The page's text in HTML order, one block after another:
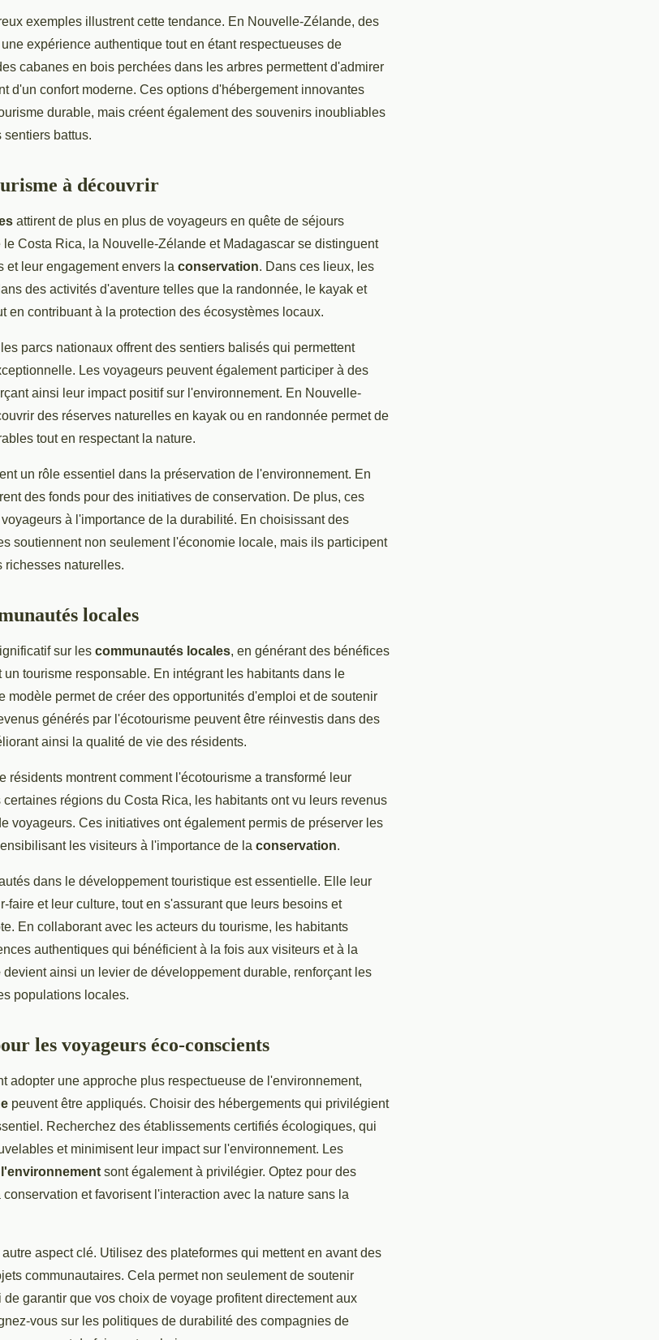
exemples illustrent cette tendance. En Nouvelle-Zélande, des
expérience authentique tout en étant respectueuses de
cabanes en bois perchées dans les arbres permettent d'admirer
d'un confort moderne. Ces options d'hébergement innovantes
durable, mais créent également des souvenirs inoubliables
sentiers battus.
à découvrir
attirent de plus en plus de voyageurs en quête de séjours
Costa Rica, la Nouvelle-Zélande et Madagascar se distinguent
et leur engagement envers la conservation. Dans ces lieux, les
des activités d'aventure telles que la randonnée, le kayak et
en contribuant à la protection des écosystèmes locaux.
parcs nationaux offrent des sentiers balisés qui permettent
Les voyageurs peuvent également participer à des
ainsi leur impact positif sur l'environnement. En Nouvelle-
des réserves naturelles en kayak ou en randonnée permet de
tout en respectant la nature.
un rôle essentiel dans la préservation de l'environnement. En
des fonds pour des initiatives de conservation. De plus, ces
à l'importance de la durabilité. En choisissant des
soutiennent non seulement l'économie locale, mais ils participent
richesses naturelles.
locales
sur les communautés locales, en générant des bénéfices
tourisme responsable. En intégrant les habitants dans le
modèle permet de créer des opportunités d'emploi et de soutenir
générés par l'écotourisme peuvent être réinvestis dans des
ainsi la qualité de vie des résidents.
résidents montrent comment l'écotourisme a transformé leur
régions du Costa Rica, les habitants ont vu leurs revenus
voyageurs. Ces initiatives ont également permis de préserver les
les visiteurs à l'importance de la conservation.
dans le développement touristique est essentielle. Elle leur
faire et leur culture, tout en s'assurant que leurs besoins et
En collaborant avec les acteurs du tourisme, les habitants
authentiques qui bénéficient à la fois aux visiteurs et à la
devient ainsi un levier de développement durable, renforçant les
populations locales.
les voyageurs éco-conscients
adopter une approche plus respectueuse de l'environnement,
peuvent être appliqués. Choisir des hébergements qui privilégient
Recherchez des établissements certifiés écologiques, qui
et minimisent leur impact sur l'environnement. Les
sont également à privilégier. Optez pour des
et favorisent l'interaction avec la nature sans la
aspect clé. Utilisez des plateformes qui mettent en avant des
communautaires. Cela permet non seulement de soutenir
garantir que vos choix de voyage profitent directement aux
vous sur les politiques de durabilité des compagnies de